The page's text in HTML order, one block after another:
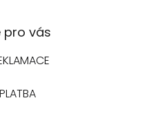
pro vás